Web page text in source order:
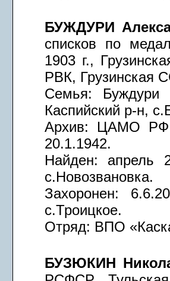
БУЖДУРИ
списков по
1903 г.,
РВК, Грузинская
Семья: Буждури
Каспийский р-н,
Архив: ЦАМО РФ,
20.1.1942.
Найден: апрель
с.Новозвановка.
Захоронен:
с.Троицкое.
Отряд: ВПО
БУЗЮКИН